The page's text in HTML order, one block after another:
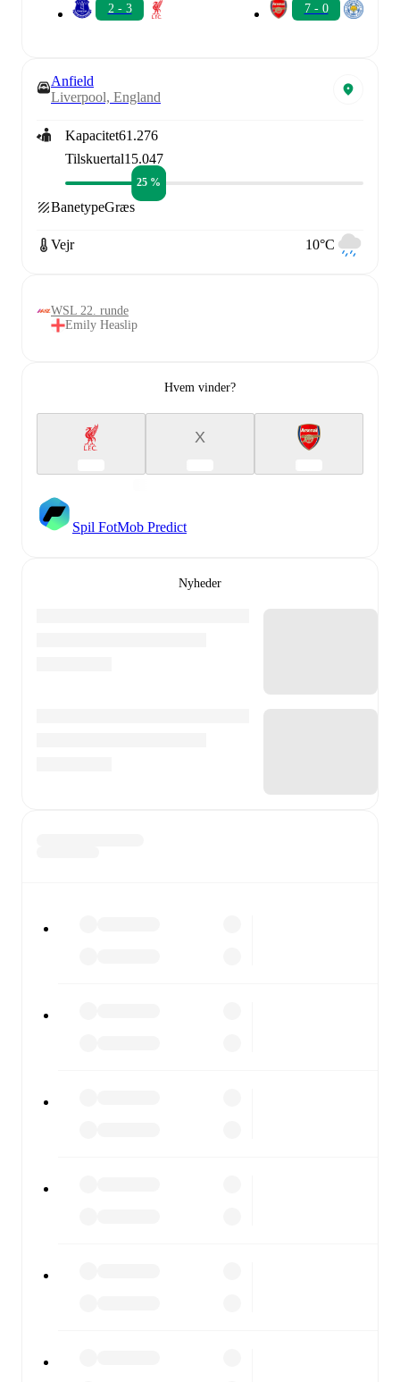
2 - 3 7 - 0
Anfield
Liverpool, England
Kapacitet61.276
Tilskuertal15.047
25 %
BanetypeGræs
Vejr 10°C
WSL 22. runde
Emily Heaslip
Hvem vinder?
X
Spil FotMob Predict
Nyheder